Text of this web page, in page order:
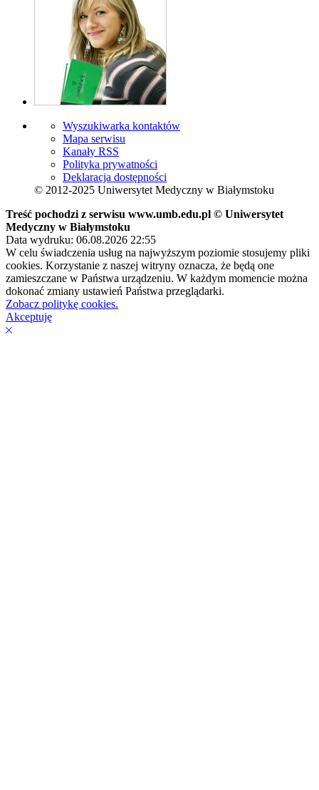
Wyszukiwarka kontaktów
Mapa serwisu
Kanały RSS
Polityka prywatności
Deklaracja dostępności
© 2012-2025 Uniwersytet Medyczny w Białymstoku
Treść pochodzi z serwisu www.umb.edu.pl © Uniwersytet
Medyczny w Białymstoku
Data wydruku: 06.08.2026 22:55
W celu świadczenia usług na najwyższym poziomie stosujemy pliki
cookies. Korzystanie z naszej witryny oznacza, że będą one
zamieszczane w Państwa urządzeniu. W każdym momencie można
dokonać zmiany ustawień Państwa przeglądarki.
Zobacz politykę cookies.
Akceptuję